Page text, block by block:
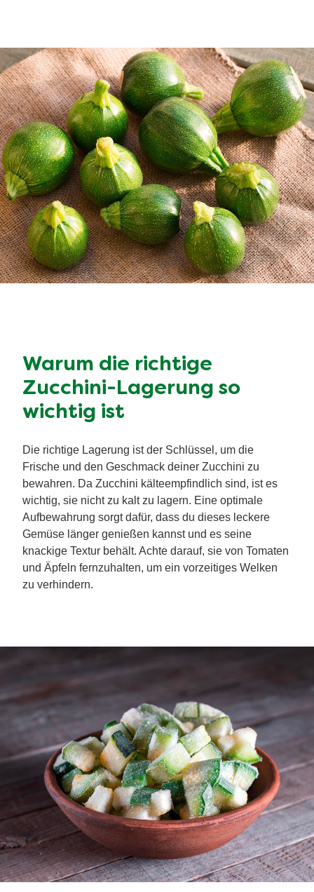
Warum die richtige
Zucchini-Lagerung so
wichtig ist
Die richtige Lagerung ist der Schlüssel, um die
Frische und den Geschmack deiner Zucchini zu
bewahren. Da Zucchini kälteempfindlich sind, ist es
wichtig, sie nicht zu kalt zu lagern. Eine optimale
Aufbewahrung sorgt dafür, dass du dieses leckere
Gemüse länger genießen kannst und es seine
knackige Textur behält. Achte darauf, sie von Tomaten
und Äpfeln fernzuhalten, um ein vorzeitiges Welken
zu verhindern.